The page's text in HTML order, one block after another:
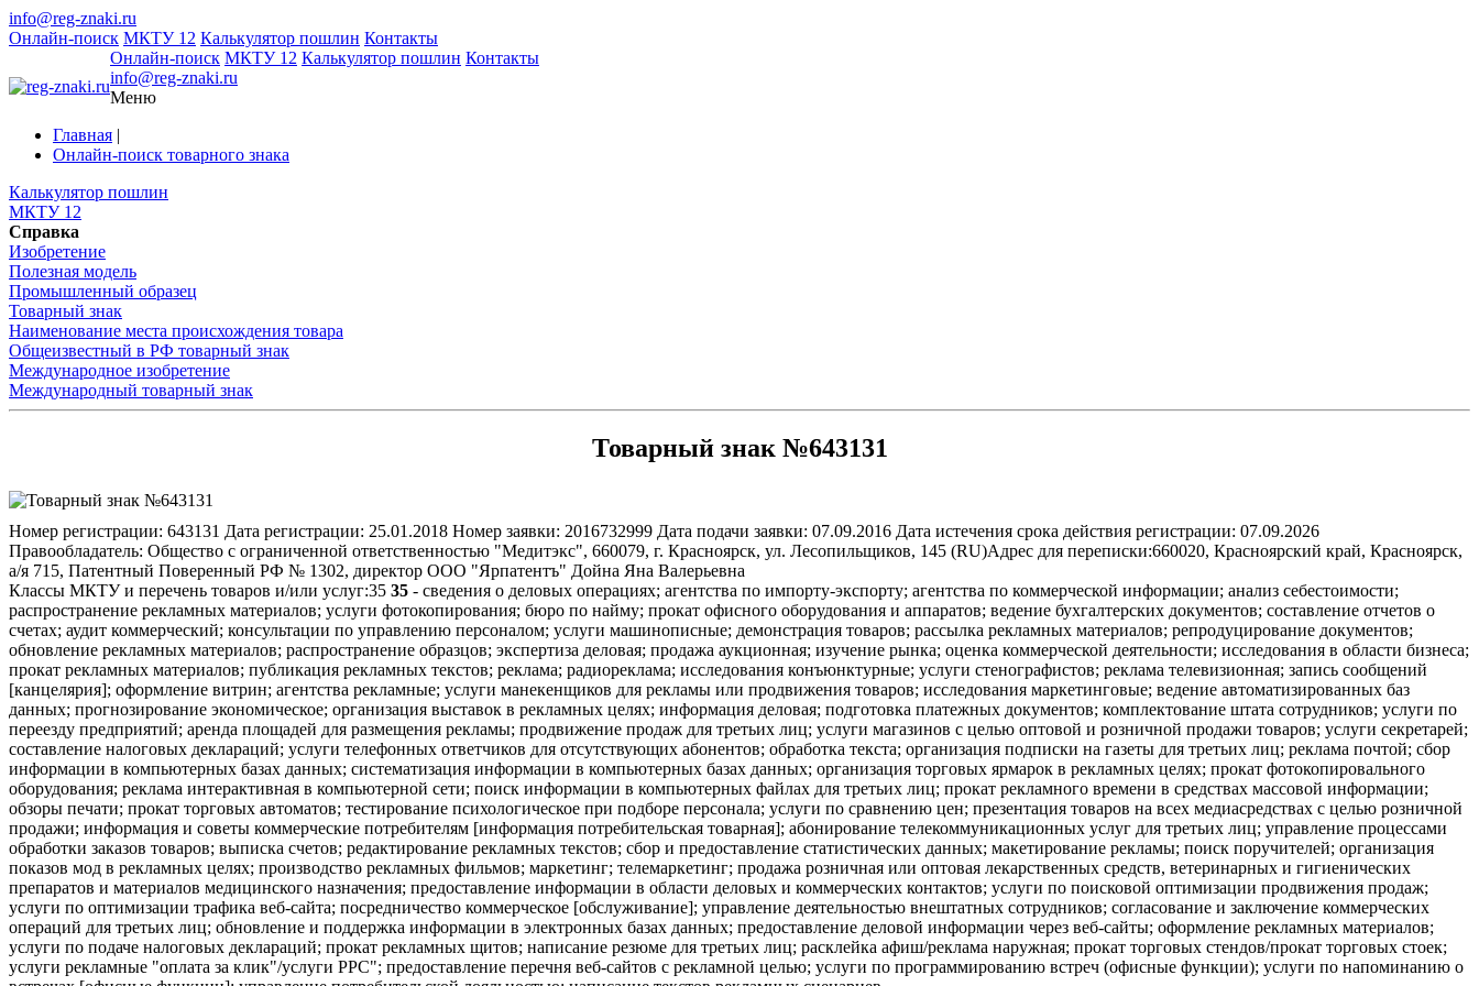
info@reg-znaki.ru
Онлайн-поиск МКТУ 12 Калькулятор пошлин Контакты
Онлайн-поиск МКТУ 12 Калькулятор пошлин Контакты
info@reg-znaki.ru
Меню
Главная |
Онлайн-поиск товарного знака
Калькулятор пошлин
МКТУ 12
Справка
Изобретение
Полезная модель
Промышленный образец
Товарный знак
Наименование места происхождения товара
Общеизвестный в РФ товарный знак
Международное изобретение
Международный товарный знак
Товарный знак №643131
Номер регистрации: 643131 Дата регистрации: 25.01.2018 Номер заявки: 2016732999 Дата подачи заявки: 07.09.2016 Дата истечения срока действия регистрации: 07.09.2026
Правообладатель: Общество с ограниченной ответственностью "Медитэкс", 660079, г. Красноярск, ул. Лесопильщиков, 145 (RU)Адрес для переписки:660020, Красноярский край, Красноярск,
а/я 715, Патентный Поверенный РФ № 1302, директор ООО "Ярпатентъ" Дойна Яна Валерьевна
Классы МКТУ и перечень товаров и/или услуг:35 35 - сведения о деловых операциях; агентства по импорту-экспорту; агентства по коммерческой информации; анализ себестоимости;
распространение рекламных материалов; услуги фотокопирования; бюро по найму; прокат офисного оборудования и аппаратов; ведение бухгалтерских документов; составление отчетов о
счетах; аудит коммерческий; консультации по управлению персоналом; услуги машинописные; демонстрация товаров; рассылка рекламных материалов; репродуцирование документов;
обновление рекламных материалов; распространение образцов; экспертиза деловая; продажа аукционная; изучение рынка; оценка коммерческой деятельности; исследования в области бизнеса;
прокат рекламных материалов; публикация рекламных текстов; реклама; радиореклама; исследования конъюнктурные; услуги стенографистов; реклама телевизионная; запись сообщений
[канцелярия]; оформление витрин; агентства рекламные; услуги манекенщиков для рекламы или продвижения товаров; исследования маркетинговые; ведение автоматизированных баз
данных; прогнозирование экономическое; организация выставок в рекламных целях; информация деловая; подготовка платежных документов; комплектование штата сотрудников; услуги по
переезду предприятий; аренда площадей для размещения рекламы; продвижение продаж для третьих лиц; услуги магазинов с целью оптовой и розничной продажи товаров; услуги секретарей;
составление налоговых деклараций; услуги телефонных ответчиков для отсутствующих абонентов; обработка текста; организация подписки на газеты для третьих лиц; реклама почтой; сбор
информации в компьютерных базах данных; систематизация информации в компьютерных базах данных; организация торговых ярмарок в рекламных целях; прокат фотокопировального
оборудования; реклама интерактивная в компьютерной сети; поиск информации в компьютерных файлах для третьих лиц; прокат рекламного времени в средствах массовой информации;
обзоры печати; прокат торговых автоматов; тестирование психологическое при подборе персонала; услуги по сравнению цен; презентация товаров на всех медиасредствах с целью розничной
продажи; информация и советы коммерческие потребителям [информация потребительская товарная]; абонирование телекоммуникационных услуг для третьих лиц; управление процессами
обработки заказов товаров; выписка счетов; редактирование рекламных текстов; сбор и предоставление статистических данных; макетирование рекламы; поиск поручителей; организация
показов мод в рекламных целях; производство рекламных фильмов; маркетинг; телемаркетинг; продажа розничная или оптовая лекарственных средств, ветеринарных и гигиенических
препаратов и материалов медицинского назначения; предоставление информации в области деловых и коммерческих контактов; услуги по поисковой оптимизации продвижения продаж;
услуги по оптимизации трафика веб-сайта; посредничество коммерческое [обслуживание]; управление деятельностью внештатных сотрудников; согласование и заключение коммерческих
операций для третьих лиц; обновление и поддержка информации в электронных базах данных; предоставление деловой информации через веб-сайты; оформление рекламных материалов;
услуги по подаче налоговых деклараций; прокат рекламных щитов; написание резюме для третьих лиц; расклейка афиш/реклама наружная; прокат торговых стендов/прокат торговых стоек;
услуги рекламные "оплата за клик"/услуги PPC"; предоставление перечня веб-сайтов с рекламной целью; услуги по программированию встреч (офисные функции); услуги по напоминанию о